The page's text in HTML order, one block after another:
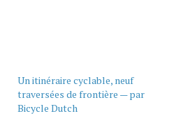
Un itinéraire cyclable, neuf
traversées de frontière — par
Bicycle Dutch